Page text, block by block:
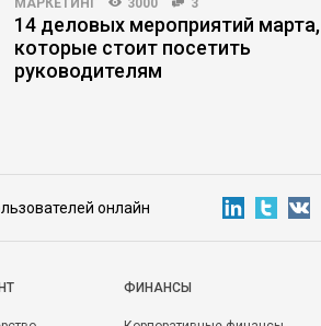
МАРКЕТИНГ 3000 3
14 деловых мероприятий марта,
которые стоит посетить
руководителям
онлайн
ФИНАНСЫ